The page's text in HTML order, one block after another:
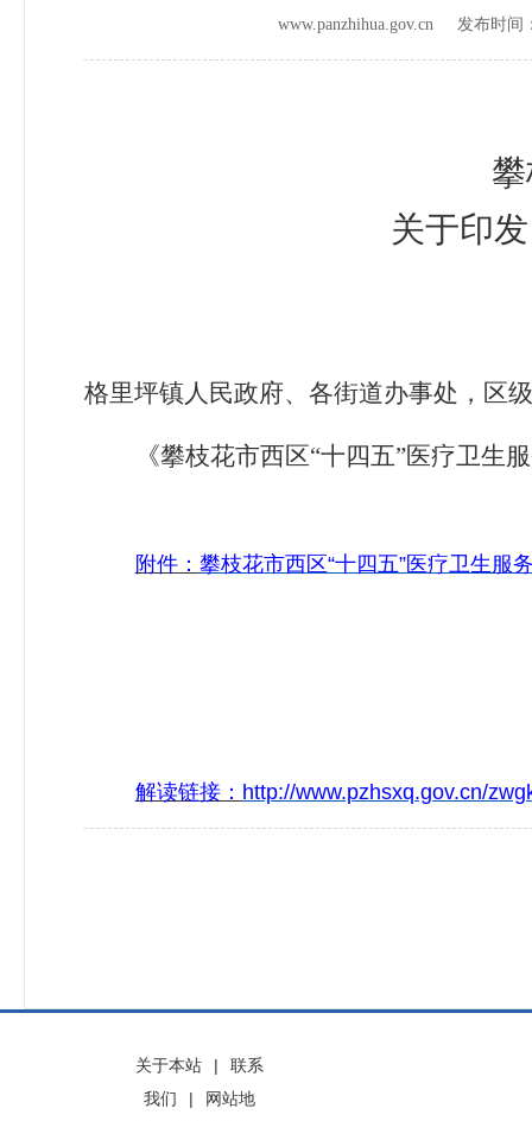
www.panzhihua.gov.cn 发布时间
关于印
格里坪镇人民政府、各街道办事处，区
《攀枝花市西区“十四五”医疗卫生
附件： 攀枝花市西区“十四五”医疗卫生服
解读链接： http://www.pzhsxq.gov.cn/
关于本站 |
联系
我们
|
网站地